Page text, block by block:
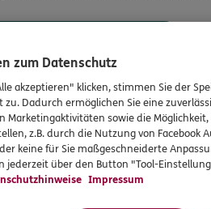
Beratungsgespräch
zum Datenschutz
akzeptieren" klicken, stimmen Sie der
zu. Dadurch ermöglichen Sie eine
Marketingaktivitäten sowie die
z.B. durch die Nutzung von Facebook
keine für Sie maßgeschneiderte
jederzeit über den Button "Tool-
Impressum